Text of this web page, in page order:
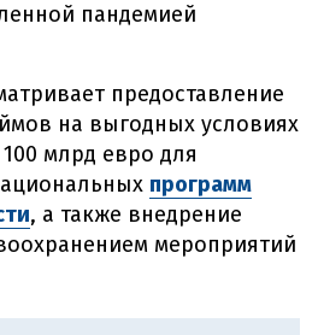
пандемией
предоставление
на выгодных условиях
млрд евро для
программ
, а также внедрение
мероприятий